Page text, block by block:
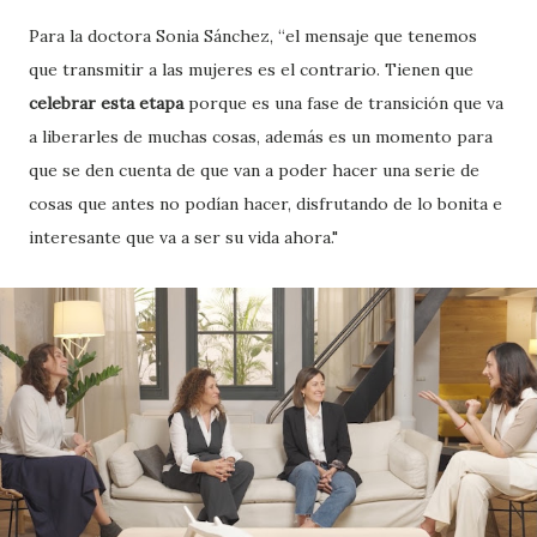
Para la doctora Sonia Sánchez, “el mensaje que tenemos
que transmitir a las mujeres es el contrario. Tienen que
celebrar esta etapaporque es una fase de transición que va
a liberarles de muchas cosas, además es un momento para
que se den cuenta de que van a poder hacer una serie de
cosas que antes no podían hacer, disfrutando de lo bonita e
interesante que va a ser su vida ahora."